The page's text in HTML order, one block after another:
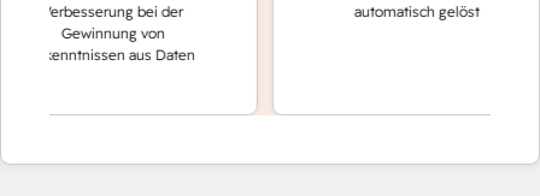
Verbesserung bei der
Gewinnung von
aus Daten
automatisch gelöst